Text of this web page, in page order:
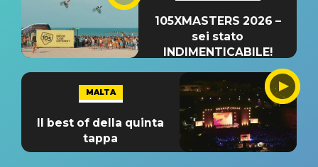
105XMASTERS 2026 –
sei stato
INDIMENTICABILE!
MALTA
Il best of della quinta
tappa